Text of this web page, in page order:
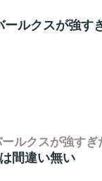
ルクスが強す
ルクスが強す
間違い無い